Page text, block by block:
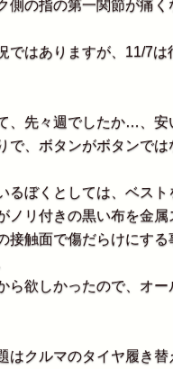
側の指の第一関節が痛く
はありますが、11/7は
、先々週でしたか…、安
で、ボタンがボタンで
ぼくとしては、ベス
ノリ付きの黒い布を金属
触面で傷だらけにす
欲しかったので、オー
クルマのタイヤ履き替